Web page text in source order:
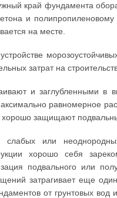
край фундамента
и
на месте.
затрат на
и заглубленными в
равномерное
защищают
или
хорошо себя
подвального или
затрагивает еще
от грунтовых вод